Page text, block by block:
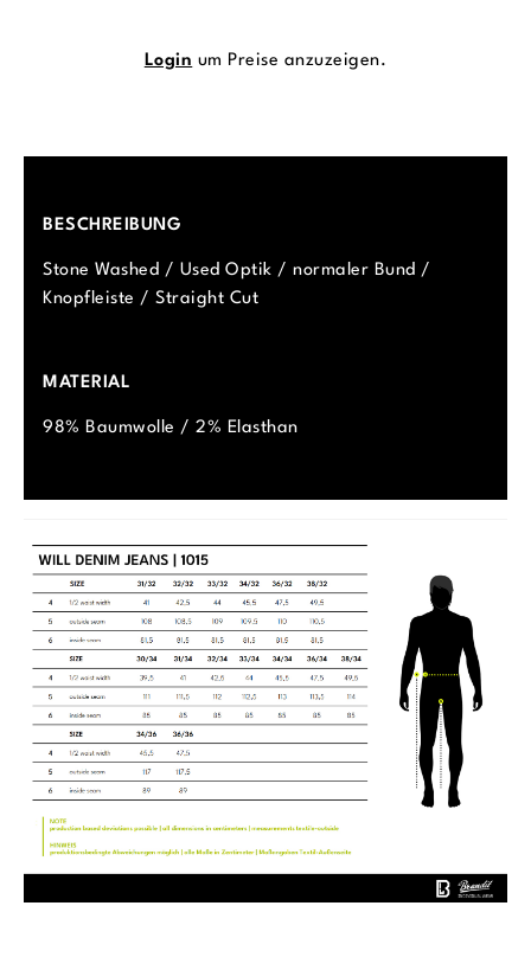
Login um Preise anzuzeigen.
BESCHREIBUNG
Stone Washed / Used Optik / normaler Bund /
Knopfleiste / Straight Cut
MATERIAL
98% Baumwolle / 2% Elasthan